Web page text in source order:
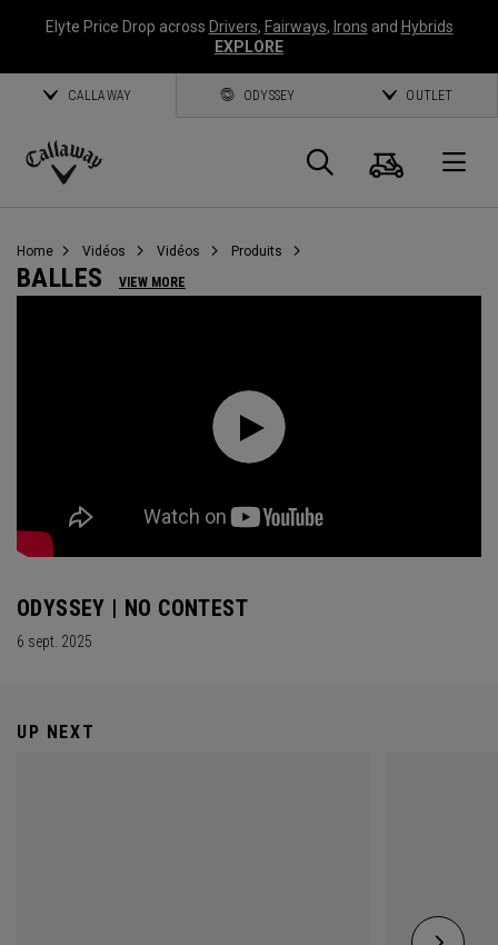
Elyte Price Drop across Drivers, Fairways, Irons and Hybrids
EXPLORE
CALLAWAY ODYSSEY OUTLET
Callaway
Panier
Home Vidéos Vidéos Produits
BALLES VIEW MORE
ODYSSEY | NO CONTEST
6 sept. 2025
UP NEXT